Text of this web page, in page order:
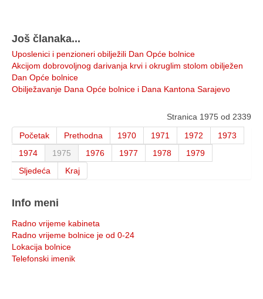
Još članaka...
Uposlenici i penzioneri obilježili Dan Opće bolnice
Akcijom dobrovoljnog darivanja krvi i okruglim stolom obilježen
Dan Opće bolnice
Obilježavanje Dana Opće bolnice i Dana Kantona Sarajevo
Stranica 1975 od 2339
Početak
Prethodna 1970 1971 1972
1973
1974
1975 1976 1977 1978
1979
Sljedeća
Kraj
Info meni
Radno vrijeme kabineta
Radno vrijeme bolnice je od 0-24
Lokacija bolnice
Telefonski imenik